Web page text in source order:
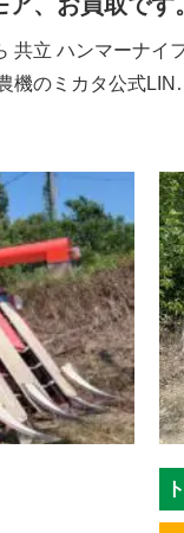
共立 ハンマーナイ
機のミカタ公式